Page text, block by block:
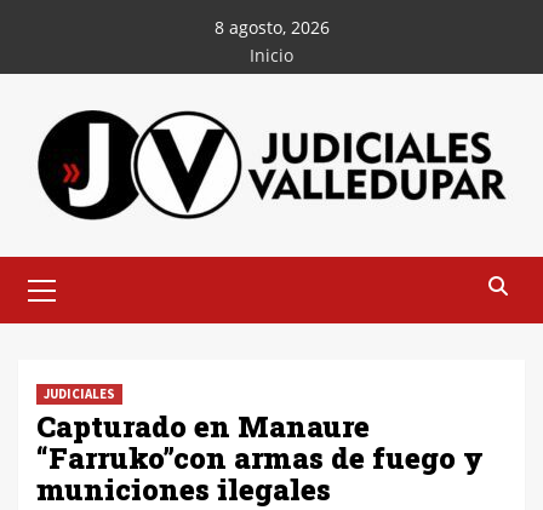
contenido
8 agosto, 2026
Inicio
principal
JUDICIALES
Capturado en Manaure
“Farruko”con armas de fuego y
municiones ilegales